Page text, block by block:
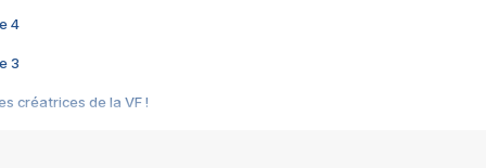
4
3
créatrices de la VF !